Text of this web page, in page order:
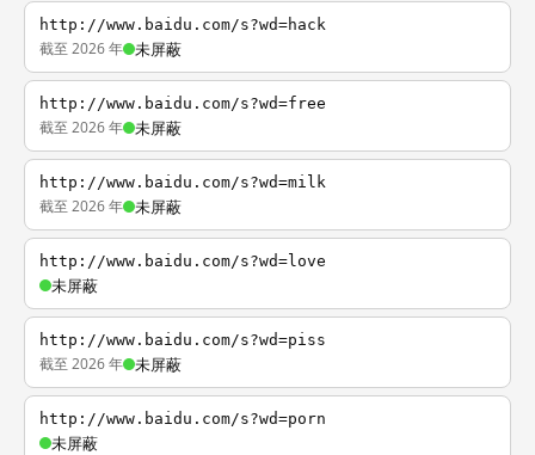
http://www.baidu.com/s?wd=hack
截至 2026 年 未屏蔽
http://www.baidu.com/s?wd=free
截至 2026 年 未屏蔽
http://www.baidu.com/s?wd=milk
截至 2026 年 未屏蔽
http://www.baidu.com/s?wd=love
未屏蔽
http://www.baidu.com/s?wd=piss
截至 2026 年 未屏蔽
http://www.baidu.com/s?wd=porn
未屏蔽